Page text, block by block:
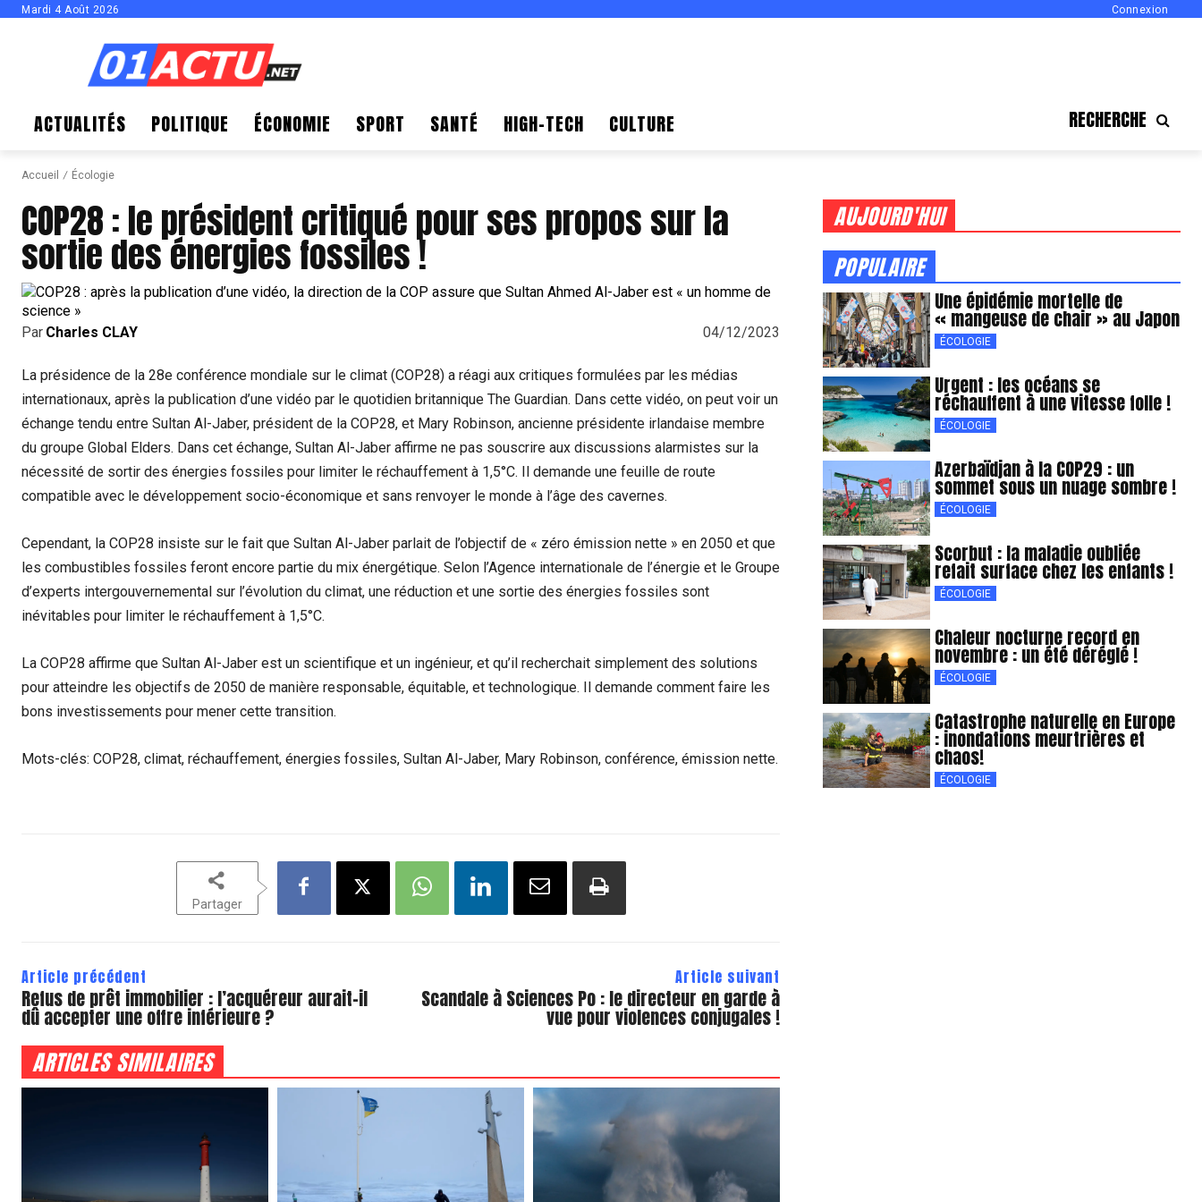
Mardi 4 Août 2026 Connexion
ACTUALITÉS POLITIQUE ÉCONOMIE SPORT SANTÉ HIGH-TECH CULTURE RECHERCHE
Accueil Écologie
COP28 : le président critiqué pour ses propos sur la
sortie des énergies fossiles !
04/12/2023
Par Charles CLAY
La présidence de la 28e conférence mondiale sur le climat (COP28) a réagi aux critiques formulées par les médias
internationaux, après la publication d’une vidéo par le quotidien britannique The Guardian. Dans cette vidéo, on peut voir un
échange tendu entre Sultan Al-Jaber, président de la COP28, et Mary Robinson, ancienne présidente irlandaise membre
du groupe Global Elders. Dans cet échange, Sultan Al-Jaber affirme ne pas souscrire aux discussions alarmistes sur la
nécessité de sortir des énergies fossiles pour limiter le réchauffement à 1,5°C. Il demande une feuille de route
compatible avec le développement socio-économique et sans renvoyer le monde à l’âge des cavernes.
Cependant, la COP28 insiste sur le fait que Sultan Al-Jaber parlait de l’objectif de « zéro émission nette » en 2050 et que
les combustibles fossiles feront encore partie du mix énergétique. Selon l’Agence internationale de l’énergie et le Groupe
d’experts intergouvernemental sur l’évolution du climat, une réduction et une sortie des énergies fossiles sont
inévitables pour limiter le réchauffement à 1,5°C.
La COP28 affirme que Sultan Al-Jaber est un scientifique et un ingénieur, et qu’il recherchait simplement des solutions
pour atteindre les objectifs de 2050 de manière responsable, équitable, et technologique. Il demande comment faire les
bons investissements pour mener cette transition.
Mots-clés: COP28, climat, réchauffement, énergies fossiles, Sultan Al-Jaber, Mary Robinson, conférence, émission nette.
Partager
Article précédent
Refus de prêt immobilier : l’acquéreur aurait-il
dû accepter une offre inférieure ?
Article suivant
Scandale à Sciences Po : le directeur en garde à
vue pour violences conjugales !
ARTICLES SIMILAIRES
AUJOURD'HUI
POPULAIRE
Une épidémie mortelle de
« mangeuse de chair » au Japon
ÉCOLOGIE
Urgent : les océans se
réchauffent à une vitesse folle !
ÉCOLOGIE
Azerbaïdjan à la COP29 : un
sommet sous un nuage sombre !
ÉCOLOGIE
Scorbut : la maladie oubliée
refait surface chez les enfants !
ÉCOLOGIE
Chaleur nocturne record en
novembre : un été déréglé !
ÉCOLOGIE
Catastrophe naturelle en Europe
: inondations meurtrières et
chaos!
ÉCOLOGIE